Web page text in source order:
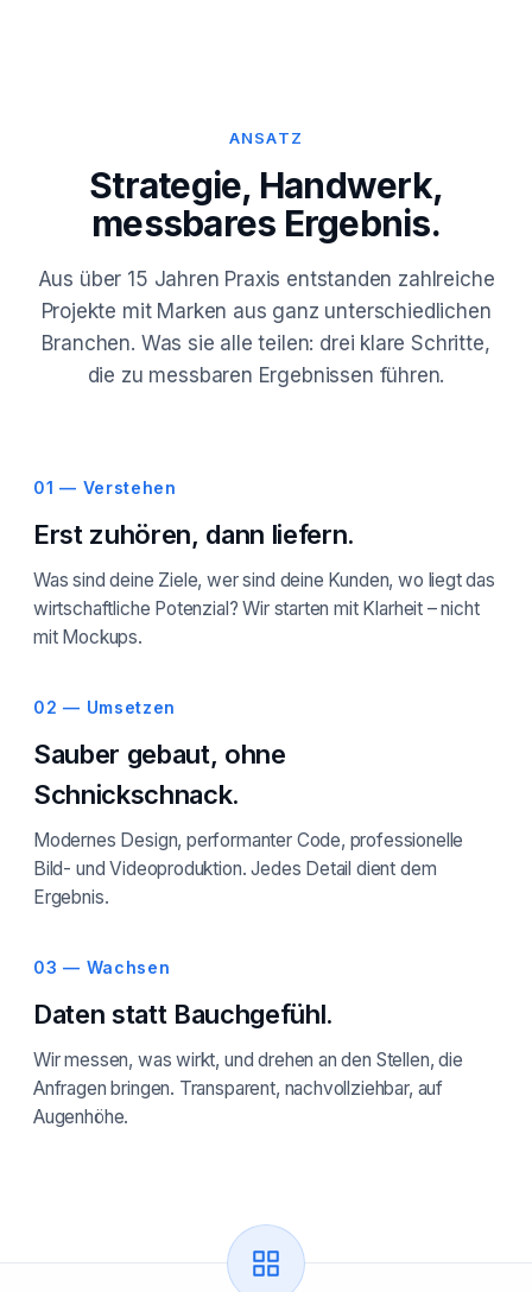
ANSATZ
Strategie, Handwerk,
messbares Ergebnis.
Aus über 15 Jahren Praxis entstanden zahlreiche
Projekte mit Marken aus ganz unterschiedlichen
Branchen. Was sie alle teilen: drei klare Schritte,
die zu messbaren Ergebnissen führen.
01 — Verstehen
Erst zuhören, dann liefern.
Was sind deine Ziele, wer sind deine Kunden, wo liegt das
wirtschaftliche Potenzial? Wir starten mit Klarheit – nicht
mit Mockups.
02 — Umsetzen
Sauber gebaut, ohne
Schnickschnack.
Modernes Design, performanter Code, professionelle
Bild- und Videoproduktion. Jedes Detail dient dem
Ergebnis.
03 — Wachsen
Daten statt Bauchgefühl.
Wir messen, was wirkt, und drehen an den Stellen, die
Anfragen bringen. Transparent, nachvollziehbar, auf
Augenhöhe.